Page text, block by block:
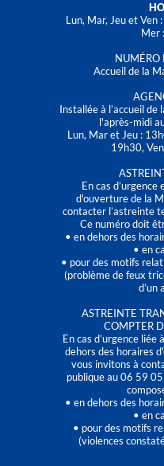
Lun, Mar, Jeu et
Mer
NUMÉRO
Accueil de la
Installée à l’accueil
l'après-midi
Lun, Mar et Jeu :
19h30,
En cas
d'ouverture de la
contacter l’astreinte
Ce numéro doit
• en dehors des
• en
• pour des motifs
(problème de feux
d’un
ASTREINTE
COMPTER
En cas d’urgence
dehors des horaires
vous invitons à
publique au 06 59
• en dehors des
• en
• pour des motifs
(violences